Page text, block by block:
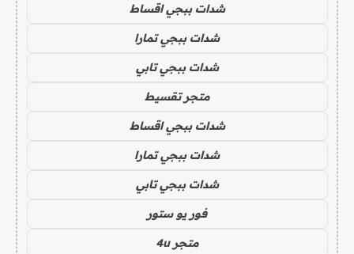
شدات ببجي اقساط
شدات ببجي تمارا
شدات ببجي تابي
متجر تقسيط
شدات ببجي اقساط
شدات ببجي تمارا
شدات ببجي تابي
فور يو ستور
متجر 4u